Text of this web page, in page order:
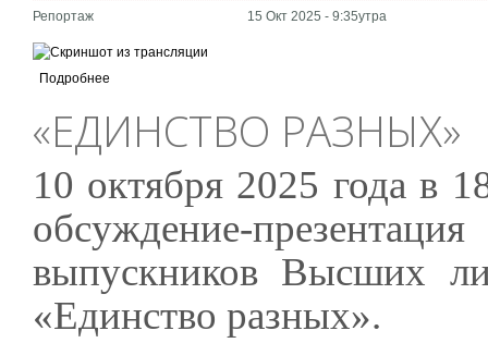
Репортаж 15 Окт 2025 - 9:35утра
Подробнее
«ЕДИНСТВО РАЗНЫХ»
10 октября 2025 года в
обсуждение-
выпускников Высших
«Единство разных».